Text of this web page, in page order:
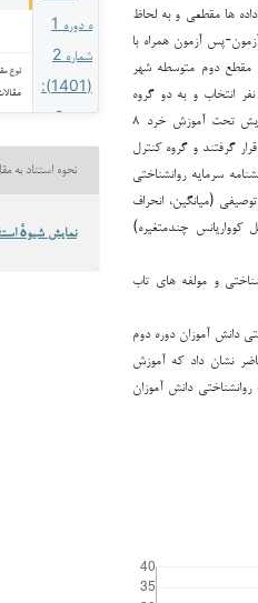
ها مقطعی و به لحاظ
پس آزمون همراه با
مقطع دوم متوسطه شهر
بودند که به روش نمونه گیری خوشه ای تک مرحله ای ۳۰ نفر انتخاب و به دو گروه
آزمایش (۱۵ نفر) و کنترل (۱۵ نفر) تقسیم‌بندی شدند گروه آزمایش تحت آموزش خرد ۸
گرفتند و گروه کنترل
سرمایه روانشناختی
توصیفی (میانگین، انحراف
چندمتغیره)
و مولفه های تاب
دانش آموزان دوره دوم
نشان داد که آموزش
دانش آموزان
نوع
نحوه استناد به
نمایش شیوهٔ